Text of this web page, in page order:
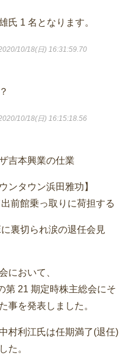
氏 1 名となります。
10/18(日) 16:31:59.70
10/18(日) 16:15:18.56
吉本興業の仕業
ンタウン浜田雅功】
前館乗っ取りに荷担する
裏切られ涙の退任会見
において、
第 21 期定時株主総会にそ
事を発表しました。
村利江氏は任期満了(退任)
た。